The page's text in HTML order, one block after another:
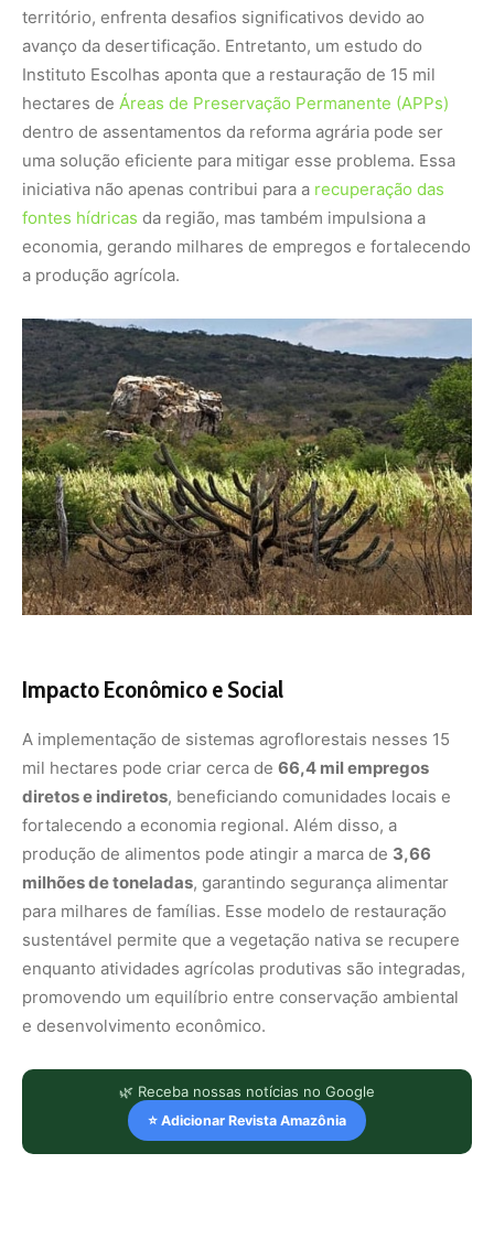
território, enfrenta desafios significativos devido ao
avanço da desertificação. Entretanto, um estudo do
Instituto Escolhas aponta que a restauração de 15 mil
hectares de Áreas de Preservação Permanente (APPs)
dentro de assentamentos da reforma agrária pode ser
uma solução eficiente para mitigar esse problema. Essa
iniciativa não apenas contribui para a recuperação das
fontes hídricas da região, mas também impulsiona a
economia, gerando milhares de empregos e fortalecendo
a produção agrícola.
Impacto Econômico e Social
A implementação de sistemas agroflorestais nesses 15
mil hectares pode criar cerca de 66,4 mil empregos
diretos e indiretos, beneficiando comunidades locais e
fortalecendo a economia regional. Além disso, a
produção de alimentos pode atingir a marca de 3,66
milhões de toneladas, garantindo segurança alimentar
para milhares de famílias. Esse modelo de restauração
sustentável permite que a vegetação nativa se recupere
enquanto atividades agrícolas produtivas são integradas,
promovendo um equilíbrio entre conservação ambiental
e desenvolvimento econômico.
🌿 Receba nossas notícias no Google
⭐ Adicionar Revista Amazônia